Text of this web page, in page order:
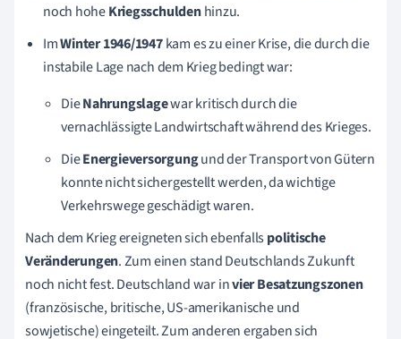
noch hoheKriegsschuldenhinzu.
ImWinter 1946/1947kam es zu einer Krise, die durch die
instabile Lage nach dem Krieg bedingt war:
DieNahrungslagewar kritisch durch die
vernachlässigte Landwirtschaft während des Krieges.
DieEnergieversorgungund der Transport von Gütern
konnte nicht sichergestellt werden, da wichtige
Verkehrswege geschädigt waren.
Nach dem Krieg ereigneten sich ebenfallspolitische
Veränderungen. Zum einen stand Deutschlands Zukunft
noch nicht fest. Deutschland war invier Besatzungszonen
(französische, britische, US-amerikanische und
sowjetische) eingeteilt. Zum anderen ergaben sich